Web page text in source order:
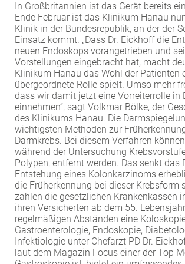
In Großbritannien ist das Gerät bereits
Ende Februar ist das Klinikum Hanau
Klinik in der Bundesrepublik, an der der
Einsatz kommt. „Dass Dr. Eickhoff die
neuen Endoskops vorangetrieben und
Vorstellungen eingebracht hat, macht
Klinikum Hanau das Wohl der Patienten
übergeordnete Rolle spielt. Umso mehr
dass wir damit jetzt eine Vorreiterrolle in
einnehmen“, sagt Volkmar Bölke, der
des Klinikums Hanau. Die
wichtigsten Methoden zur
Darmkrebs. Bei diesem Verfahren
während der Untersuchung
Polypen, entfernt werden. Das senkt das
Entstehung eines Kolonkarzinoms
die Früherkennung bei dieser Krebsform
zahlen die gesetzlichen Krankenkassen
ihren Versicherten ab dem 55.
regelmäßigen Abständen eine
Gastroenterologie, Endoskopie,
Infektiologie unter Chefarzt PD Dr.
laut dem Magazin Focus einer der Top